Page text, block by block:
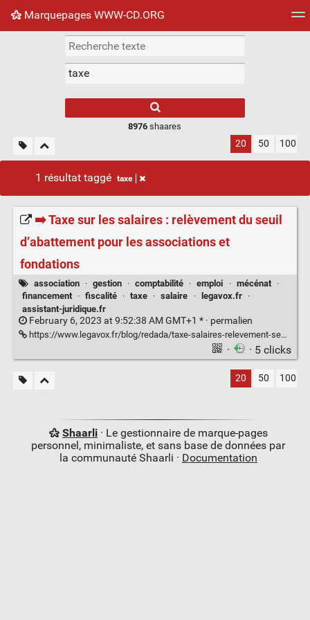
Marquepages WWW-CD.ORG
Nuage de tags Mur d'images
8976 shaares
20 50 100
1 résultat taggé taxe
➡️ Taxe sur les salaires : relèvement du seuil
d’abattement pour les associations et
fondations
association · gestion · comptabilité · emploi · mécénat
·
financement
· fiscalité · taxe · salaire · legavox.fr
·
assistant-juridique.fr
February 6, 2023 at 9:52:38 AM GMT+1 * · permalien
https://www.legavox.fr/blog/redada/taxe-salaires-relevement-seuil-abattement-33659.htm
· · 5 clicks
20 50 100
Shaarli· Le gestionnaire de marque-pages
personnel, minimaliste, et sans base de données par
la communauté Shaarli · Documentation